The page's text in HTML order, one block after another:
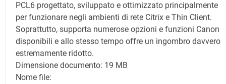
PCL6 progettato, sviluppato e ottimizzato principalmente
per funzionare negli ambienti di rete Citrix e Thin Client.
Soprattutto, supporta numerose opzioni e funzioni Canon
disponibili e allo stesso tempo offre un ingombro davvero
estremamente ridotto.
Dimensione documento: 19 MB
Nome file: